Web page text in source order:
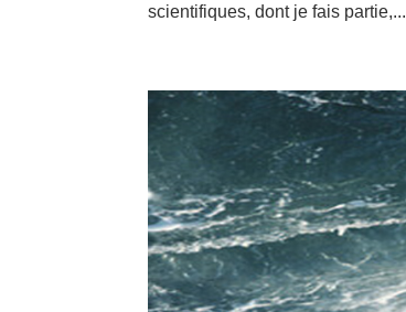
scientifiques, dont je fais partie,...